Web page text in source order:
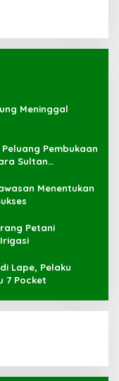
Meninggal
Pembukaan
Sultan
Menentukan
Petani
Lape, Pelaku
7 Pocket